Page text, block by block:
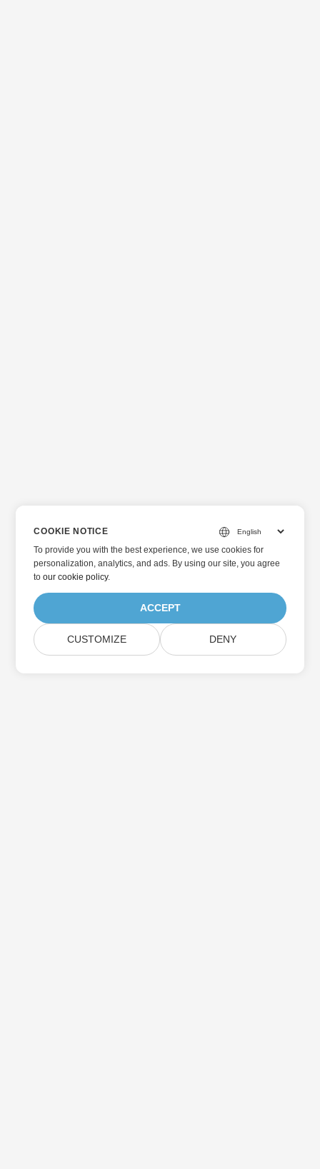
COOKIE NOTICE
To provide you with the best experience, we use cookies for
personalization, analytics, and ads. By using our site, you agree
toour cookie policy.
ACCEPT
CUSTOMIZE DENY